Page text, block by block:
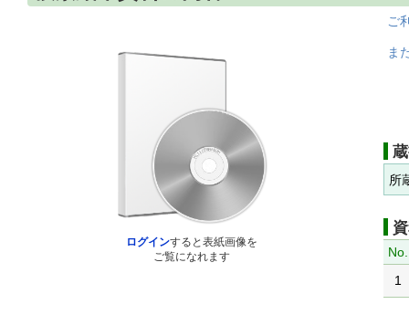
ログインすると表紙画像を
ご覧になれます
ご
ま
所
No.
1